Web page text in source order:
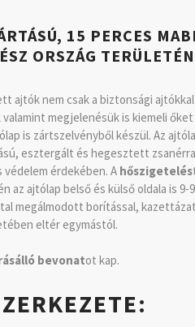
15 PERCES
ORSZÁG
nem csak a biztonsági
megjelenésük is kiemeli
is zártszelvényből készül. Az
esztergált és hegesztett
érdekében. A hőszigetelés
az ajtólap belső és külső oldala is
megálmodott borítással,
eltér egymástól.
bevonatot kap.